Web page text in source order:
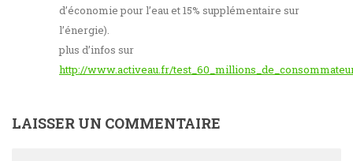
d’économie pour l’eau et 15% supplémentaire sur
l’énergie).
plus d’infos sur
http://www.activeau.fr/
LAISSER UN COMMENTAIRE